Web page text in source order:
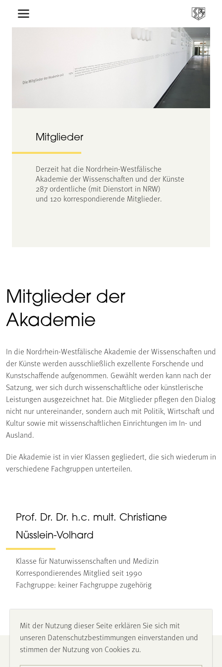
Mitglieder
Derzeit hat die Nordrhein-Westfälische
Akademie der Wissenschaften und der Künste
287 ordentliche (mit Dienstort in NRW)
und 120 korrespondierende Mitglieder.
Mitglieder der
Akademie
In die Nordrhein-Westfälische Akademie der Wissenschaften und
der Künste werden ausschließlich exzellente Forschende und
Kunstschaffende aufgenommen. Gewählt werden kann nach der
Satzung, wer sich durch wissenschaftliche oder künstlerische
Leistungen ausgezeichnet hat. Die Mitglieder pflegen den Dialog
nicht nur untereinander, sondern auch mit Politik, Wirtschaft und
Kultur sowie mit wissenschaftlichen Einrichtungen im In- und
Ausland.
Die Akademie ist in vier Klassen gegliedert, die sich wiederum in
verschiedene Fachgruppen unterteilen.
Prof. Dr. Dr. h.c. mult. Christiane
Nüsslein-Volhard
Klasse für Naturwissenschaften und Medizin
Korrespondierendes Mitglied seit 1990
Fachgruppe: keiner Fachgruppe zugehörig
Impressum
Mit der Nutzung dieser Seite erklären Sie sich mit
unseren Datenschutzbestimmungen einverstanden und
stimmen der Nutzung von Cookies zu.